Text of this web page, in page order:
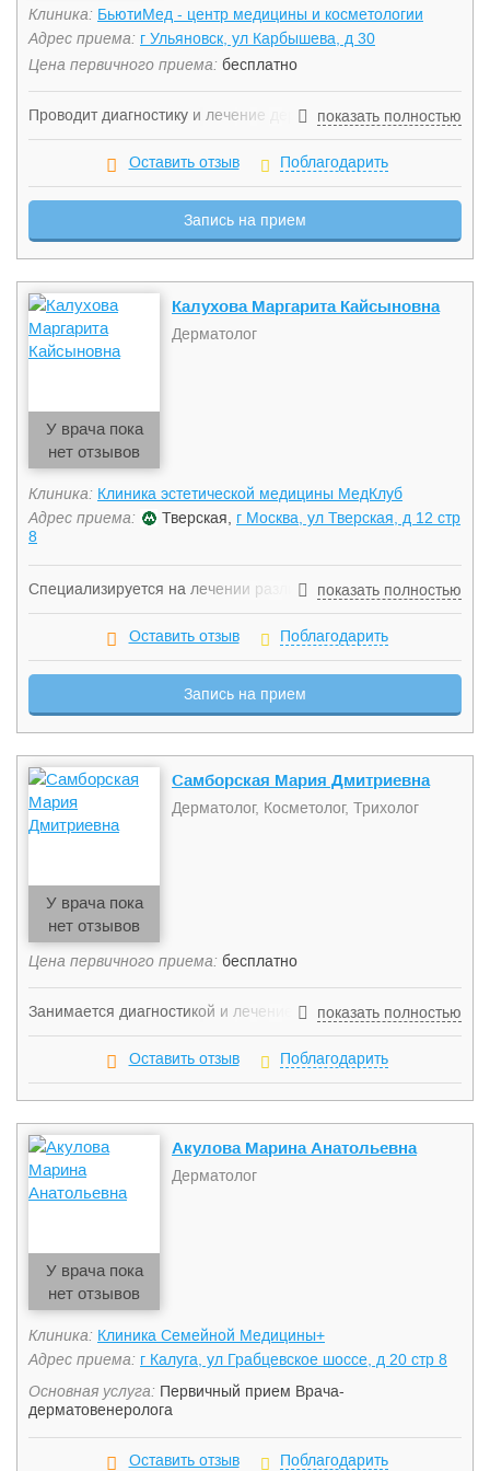
Клиника: БьютиМед - центр медицины и косметологии
Адрес приема: г Ульяновск, ул Карбышева, д 30
Цена первичного приема: бесплатно
Проводит диагностику и лечение дерматологических
кожных заболеваний, трихологических заболеваний
(заболеваний кожи головы), удаление доброкачественных
Специалист широкого профиля по лечению заболеваний,
передающихся половым путем, таких как уреаплазмоз,
сифилис, трихомониаз, гонорея, генитальный герпес,
показать полностью
Оставить отзыв Поблагодарить
Запись на прием
У врача пока
нет отзывов
Калухова Маргарита Кайсыновна
Дерматолог
Клиника: Клиника эстетической медицины МедКлуб
Адрес приема:
Тверская, г Москва, ул Тверская, д 12 стр
8
Специализируется на лечении различных заболеваний
кожи, ногтей, волос. Проводит плазмолифтинг лица,
мезотерапию, контурную пластику, делает инъекции
новообразований, микроскопическое исследование на
наличие грибов и др. Окончила интернатуру.
Систематически проходит курсы повышения
показать полностью
Оставить отзыв Поблагодарить
Запись на прием
У врача пока
нет отзывов
Самборская Мария Дмитриевна
Дерматолог, Косметолог, Трихолог
Цена первичного приема: бесплатно
Занимается диагностикой и лечением таких заболеваний,
как акне, пигментные пятна, гемангиомы. Также проводит
контурную пластику, биоревитализацию, лифтинг,
показать полностью
Оставить отзыв Поблагодарить
У врача пока
нет отзывов
Акулова Марина Анатольевна
Дерматолог
Клиника: Клиника Семейной Медицины+
Адрес приема: г Калуга, ул Грабцевское шоссе, д 20 стр 8
Основная услуга: Первичный прием Врача-
дерматовенеролога
Оставить отзыв Поблагодарить